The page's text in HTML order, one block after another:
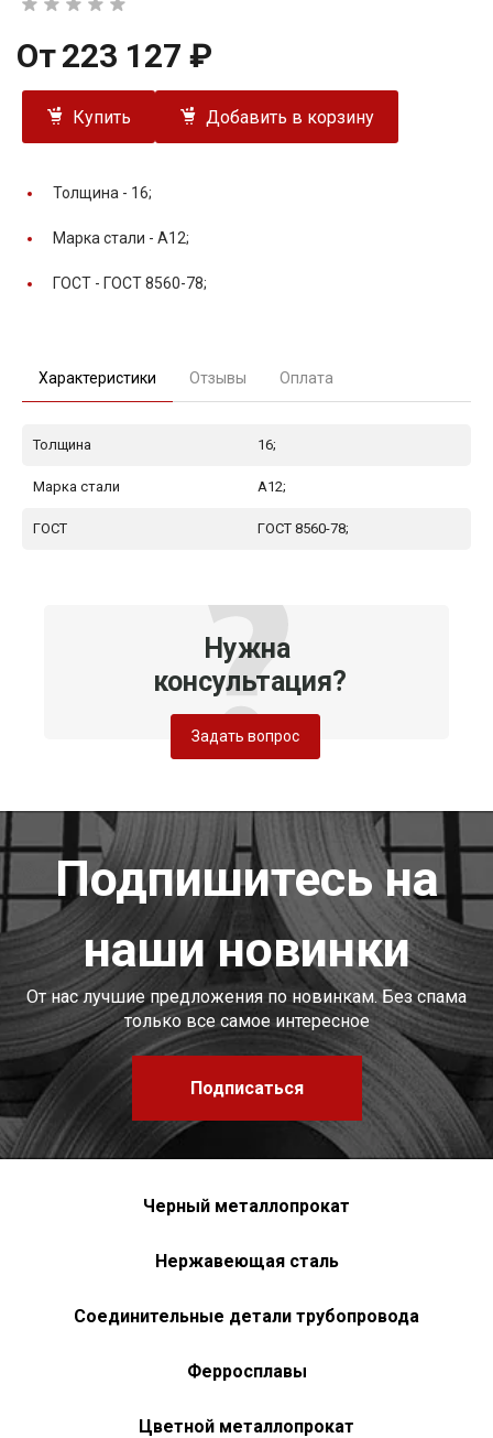
От223 127 ₽
Купить Добавить в корзину
Толщина - 16;
Марка стали - А12;
ГОСТ - ГОСТ 8560-78;
Характеристики Отзывы Оплата
Толщина 16;
Марка стали А12;
ГОСТ ГОСТ 8560-78;
Нужна
консультация?
Задать вопрос
Подпишитесь на
наши новинки
От нас лучшие предложения по новинкам. Без спама
только все самое интересное
Подписаться
Черный металлопрокат
Нержавеющая сталь
Соединительные детали трубопровода
Ферросплавы
Цветной металлопрокат